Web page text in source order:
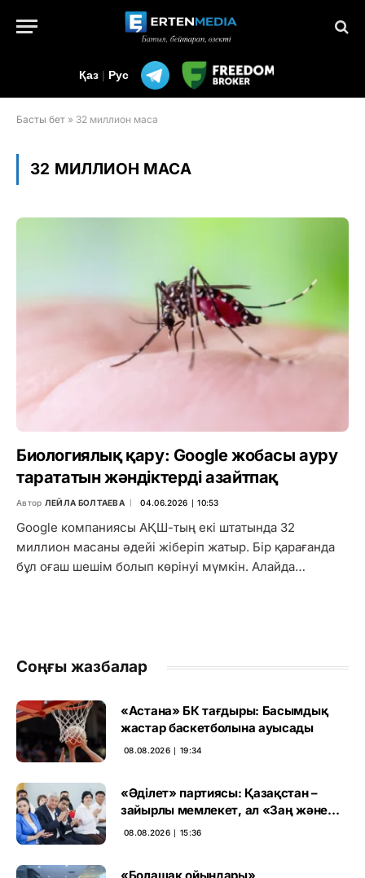
Қаз | Рус
Басты бет » 32 миллион маса
32 МИЛЛИОН МАСА
Биологиялық қару: Google жобасы ауру
тарататын жәндіктерді азайтпақ
Автор ЛЕЙЛА БОЛТАЕВА 04.06.2026 ∣ 10:53
Google компаниясы АҚШ-тың екі штатында 32
миллион масаны әдейі жіберіп жатыр. Бір қарағанда
бұл оғаш шешім болып көрінуі мүмкін. Алайда…
Соңғы жазбалар
«Астана» БК тағдыры: Басымдық
жастар баскетболына ауысады
08.08.2026 ∣ 19:34
«Әділет» партиясы: Қазақстан –
зайырлы мемлекет, ал «Заң және
тәртіп» қағидаты баршаға міндетті
08.08.2026 ∣ 15:36